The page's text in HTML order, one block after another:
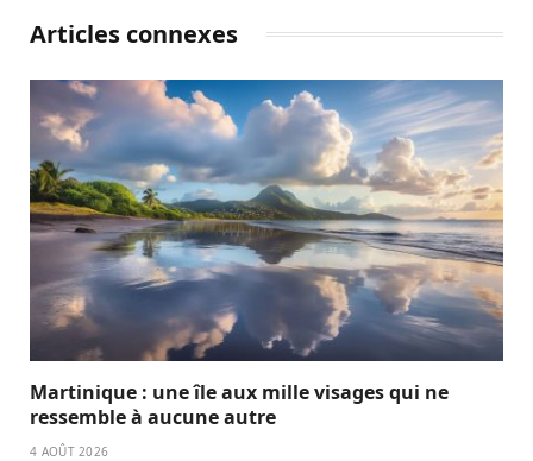
Articles connexes
Martinique : une île aux mille visages qui ne
ressemble à aucune autre
4 AOÛT 2026